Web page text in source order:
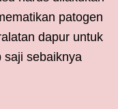
patogen
dapur untuk
saji sebaiknya